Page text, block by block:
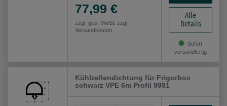
77,99 €
zzgl. ges. MwSt. zzgl.
Versandkosten
Alle
Details
Sofort
versandfertig
Kühlzellendichtung für Frigorbox
schwarz VPE 6m Profil 9991